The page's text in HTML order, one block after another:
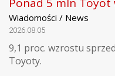
Ponad 5 mln Toyot
Wiadomości / News
2026.08.05
9,1 proc. wzrostu
Toyoty.